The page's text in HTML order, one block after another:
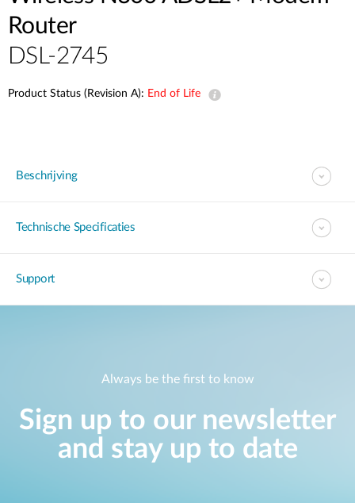
Router
DSL-2745
Product Status (Revision A): End of Life
Beschrijving
Technische Specificaties
Support
Always be the first to know
Sign up to our newsletter
and stay up to date